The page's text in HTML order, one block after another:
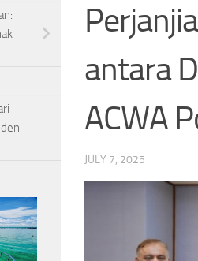
antara
ACWA
JULY 7, 2025